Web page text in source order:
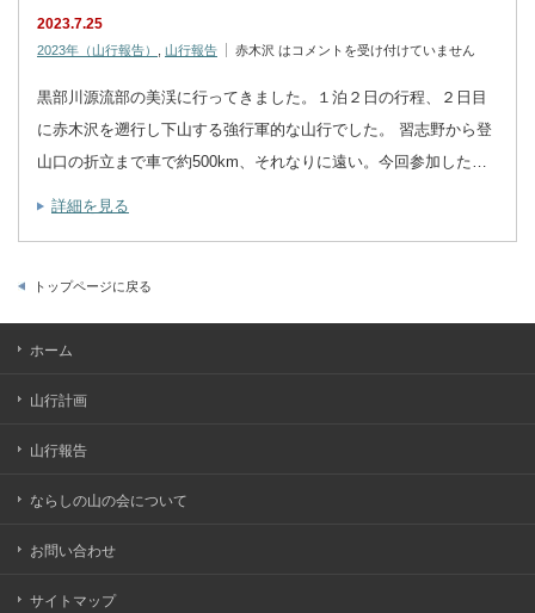
2023.7.25
2023年（山行報告） , 山行報告 赤木沢 はコメントを受け付けていません
黒部川源流部の美渓に行ってきました。１泊２日の行程、２日目
に赤木沢を遡行し下山する強行軍的な山行でした。 習志野から登
山口の折立まで車で約500km、それなりに遠い。今回参加した…
詳細を見る
トップページに戻る
ホーム
山行計画
山行報告
ならしの山の会について
お問い合わせ
サイトマップ